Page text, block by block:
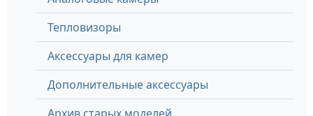
Тепловизоры
Аксессуары для камер
Дополнительные аксессуары